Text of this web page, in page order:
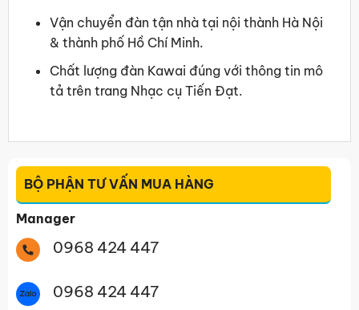
Vận chuyển đàn tận nhà tại nội thành Hà Nội
& thành phố Hồ Chí Minh.
Chất lượng đàn Kawai đúng với thông tin mô
tả trên trang Nhạc cụ Tiến Đạt.
BỘ PHẬN TƯ VẤN MUA HÀNG
Manager
0968 424 447
0968 424 447